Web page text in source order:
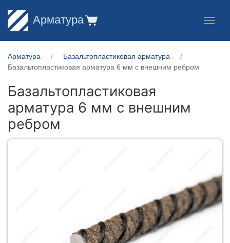
Арматура
Арматура
Базальтопластиковая арматура
Базальтопластиковая арматура 6 мм с внешним ребром
Базальтопластиковая
арматура 6 мм с внешним
ребром